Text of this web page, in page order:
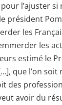
l’ajuster si
président
les
les
estimé le
que l’on
des
avoir du